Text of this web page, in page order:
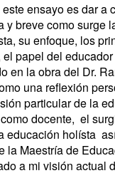
ensayo es dar a
y breve como surge
su enfoque, los
papel del
en la obra del Dr.
una reflexión
particular de la
docente, el
educación holísta
la Maestría de
a mi visión actual